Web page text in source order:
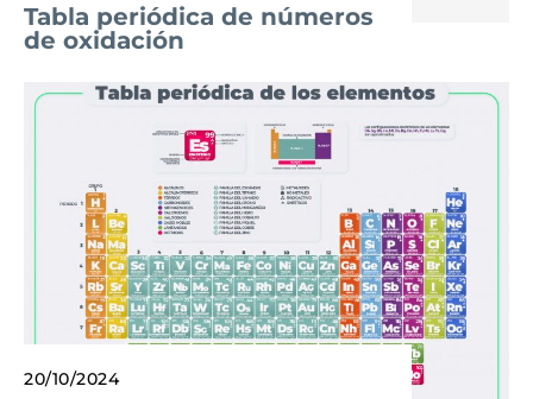
Tabla periódica de números
de oxidación
20/10/2024